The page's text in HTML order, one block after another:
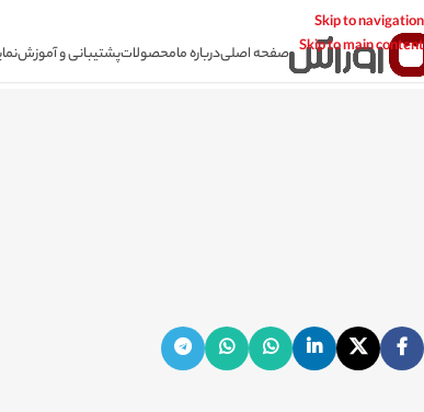
Skip to navigation
Skip to main content صفحه اصلیدرباره مامحصولاتپشتیبانی و آموزش